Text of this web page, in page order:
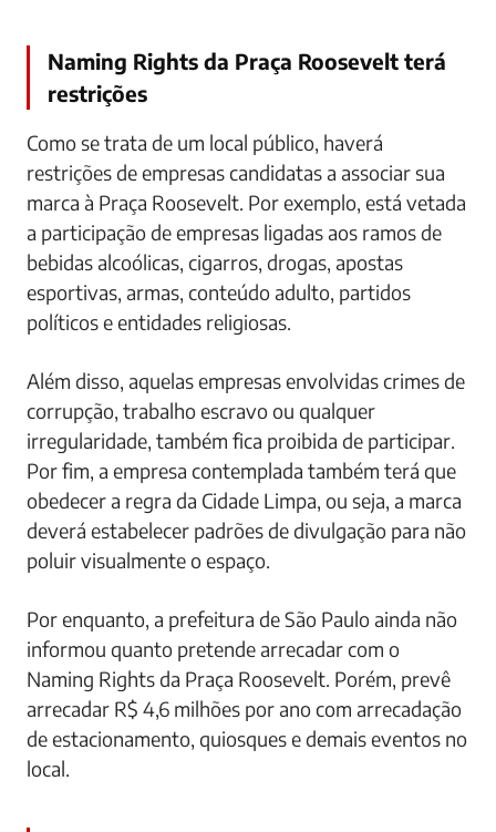
Naming Rights da Praça Roosevelt terá
restrições
Como se trata de um local público, haverá
restrições de empresas candidatas a associar sua
marca à Praça Roosevelt. Por exemplo, está vetada
a participação de empresas ligadas aos ramos de
bebidas alcoólicas, cigarros, drogas, apostas
esportivas, armas, conteúdo adulto, partidos
políticos e entidades religiosas.
Além disso, aquelas empresas envolvidas crimes de
corrupção, trabalho escravo ou qualquer
irregularidade, também fica proibida de participar.
Por fim, a empresa contemplada também terá que
obedecer a regra da Cidade Limpa, ou seja, a marca
deverá estabelecer padrões de divulgação para não
poluir visualmente o espaço.
Por enquanto, a prefeitura de São Paulo ainda não
informou quanto pretende arrecadar com o
Naming Rights da Praça Roosevelt. Porém, prevê
arrecadar R$ 4,6 milhões por ano com arrecadação
de estacionamento, quiosques e demais eventos no
local.